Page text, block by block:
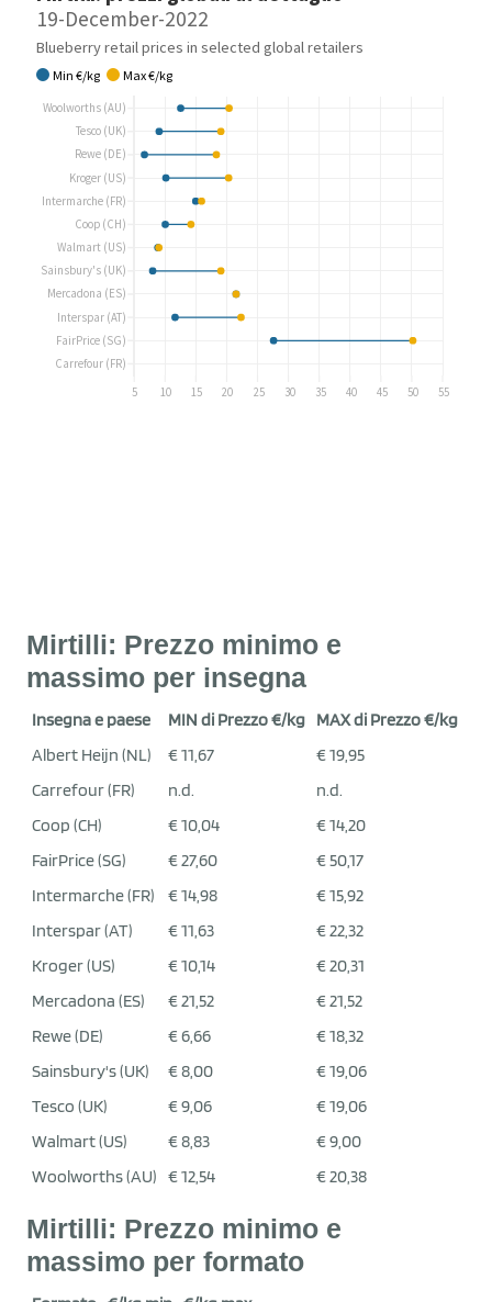
Mirtilli: Prezzo minimo e
massimo per insegna
Insegna e paese MIN di Prezzo €/kg MAX di Prezzo €/kg
Albert Heijn (NL)
€ 11,67
€ 19,95
Carrefour (FR)
n.d.
n.d.
Coop (CH)
€ 10,04
€ 14,20
FairPrice (SG)
€ 27,60
€ 50,17
Intermarche (FR)
€ 14,98
€ 15,92
Interspar (AT)
€ 11,63
€ 22,32
Kroger (US)
€ 10,14
€ 20,31
Mercadona (ES)
€ 21,52
€ 21,52
Rewe (DE)
€ 6,66
€ 18,32
Sainsbury's (UK)
€ 8,00
€ 19,06
Tesco (UK)
€ 9,06
€ 19,06
Walmart (US)
€ 8,83
€ 9,00
Woolworths (AU) € 12,54 € 20,38
Mirtilli: Prezzo minimo e
massimo per formato